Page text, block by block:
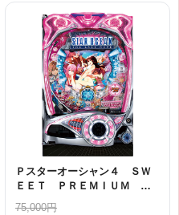
Ｐスターオーシャン４ ＳＷ
ＥＥＴ ＰＲＥＭＩＵＭ ｖ
75,000円